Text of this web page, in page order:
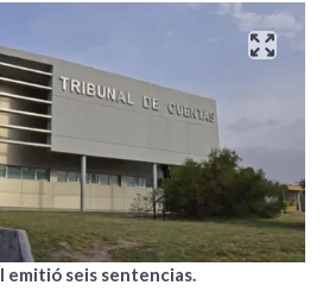
emitió seis sentencias.